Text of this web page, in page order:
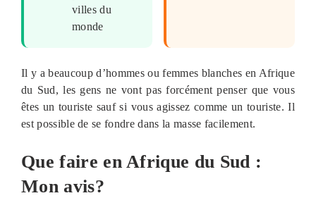
villes du
monde
Il y a beaucoup d’hommes ou femmes blanches en Afrique
du Sud, les gens ne vont pas forcément penser que vous
êtes un touriste sauf si vous agissez comme un touriste. Il
est possible de se fondre dans la masse facilement.
Que faire en Afrique du Sud :
Mon avis?